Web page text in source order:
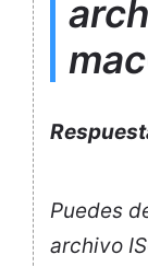
Puedes
archivo